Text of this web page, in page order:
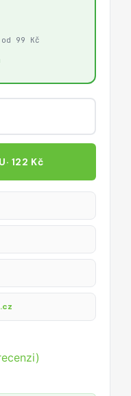
99 Kč
· 122 Kč